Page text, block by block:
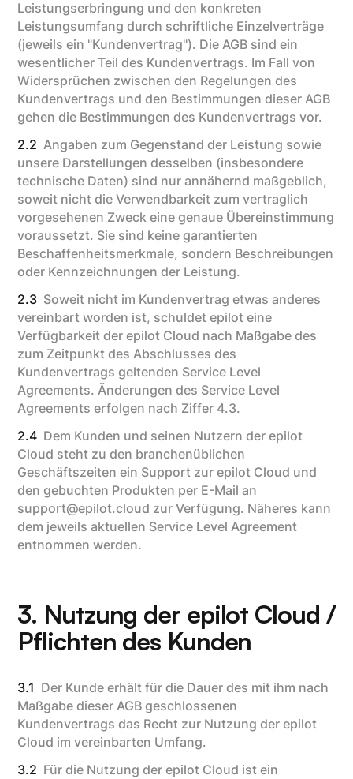
Leistungserbringung und den konkreten
Leistungsumfang durch schriftliche Einzelverträge
(jeweils ein "Kundenvertrag"). Die AGB sind ein
wesentlicher Teil des Kundenvertrags. Im Fall von
Widersprüchen zwischen den Regelungen des
Kundenvertrags und den Bestimmungen dieser AGB
gehen die Bestimmungen des Kundenvertrags vor.
2.2 Angaben zum Gegenstand der Leistung sowie
unsere Darstellungen desselben (insbesondere
technische Daten) sind nur annähernd maßgeblich,
soweit nicht die Verwendbarkeit zum vertraglich
vorgesehenen Zweck eine genaue Übereinstimmung
voraussetzt. Sie sind keine garantierten
Beschaffenheitsmerkmale, sondern Beschreibungen
oder Kennzeichnungen der Leistung.
2.3 Soweit nicht im Kundenvertrag etwas anderes
vereinbart worden ist, schuldet epilot eine
Verfügbarkeit der epilot Cloud nach Maßgabe des
zum Zeitpunkt des Abschlusses des
Kundenvertrags geltenden Service Level
Agreements. Änderungen des Service Level
Agreements erfolgen nach Ziffer 4.3.
2.4 Dem Kunden und seinen Nutzern der epilot
Cloud steht zu den branchenüblichen
Geschäftszeiten ein Support zur epilot Cloud und
den gebuchten Produkten per E-Mail an
support@epilot.cloud zur Verfügung. Näheres kann
dem jeweils aktuellen Service Level Agreement
entnommen werden.
3. Nutzung der epilot Cloud /
Pflichten des Kunden
3.1 Der Kunde erhält für die Dauer des mit ihm nach
Maßgabe dieser AGB geschlossenen
Kundenvertrags das Recht zur Nutzung der epilot
Cloud im vereinbarten Umfang.
3.2 Für die Nutzung der epilot Cloud ist ein